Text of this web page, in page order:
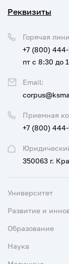
Реквизиты
350063 г.
Приемная
+7 (800)
Горячая
+7 (800)
пт с 8:30 до
Email:
Университет
Развитие и
Образование
Наука